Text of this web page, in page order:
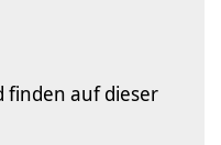
finden auf dieser